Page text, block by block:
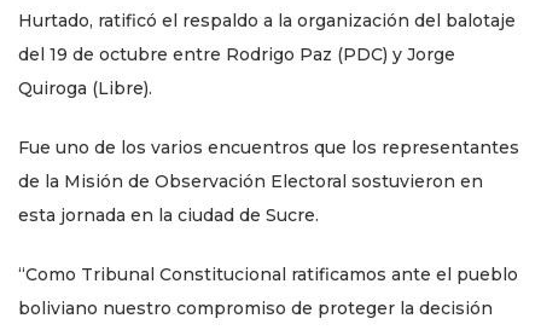
Hurtado, ratificó el respaldo a la organización del balotaje
del 19 de octubre entre Rodrigo Paz (PDC) y Jorge
Quiroga (Libre).
Fue uno de los varios encuentros que los representantes
de la Misión de Observación Electoral sostuvieron en
esta jornada en la ciudad de Sucre.
“Como Tribunal Constitucional ratificamos ante el pueblo
boliviano nuestro compromiso de proteger la decisión